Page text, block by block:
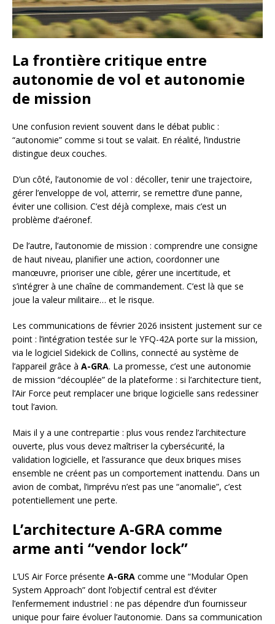
La frontière critique entre
autonomie de vol et autonomie
de mission
Une confusion revient souvent dans le débat public :
“autonomie” comme si tout se valait. En réalité, l’industrie
distingue deux couches.
D’un côté, l’autonomie de vol : décoller, tenir une trajectoire,
gérer l’enveloppe de vol, atterrir, se remettre d’une panne,
éviter une collision. C’est déjà complexe, mais c’est un
problème d’aéronef.
De l’autre, l’autonomie de mission : comprendre une consigne
de haut niveau, planifier une action, coordonner une
manœuvre, prioriser une cible, gérer une incertitude, et
s’intégrer à une chaîne de commandement. C’est là que se
joue la valeur militaire… et le risque.
Les communications de février 2026 insistent justement sur ce
point : l’intégration testée sur le YFQ-42A porte sur la mission,
via le logiciel Sidekick de Collins, connecté au système de
l’appareil grâce à A-GRA. La promesse, c’est une autonomie
de mission “découplée” de la plateforme : si l’architecture tient,
l’Air Force peut remplacer une brique logicielle sans redessiner
tout l’avion.
Mais il y a une contrepartie : plus vous rendez l’architecture
ouverte, plus vous devez maîtriser la cybersécurité, la
validation logicielle, et l’assurance que deux briques mises
ensemble ne créent pas un comportement inattendu. Dans un
avion de combat, l’imprévu n’est pas une “anomalie”, c’est
potentiellement une perte.
L’architecture A-GRA comme
arme anti “vendor lock”
L’US Air Force présente A-GRA comme une “Modular Open
System Approach” dont l’objectif central est d’éviter
l’enfermement industriel : ne pas dépendre d’un fournisseur
unique pour faire évoluer l’autonomie. Dans sa communication